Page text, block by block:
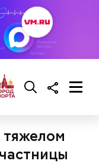
тяжелом